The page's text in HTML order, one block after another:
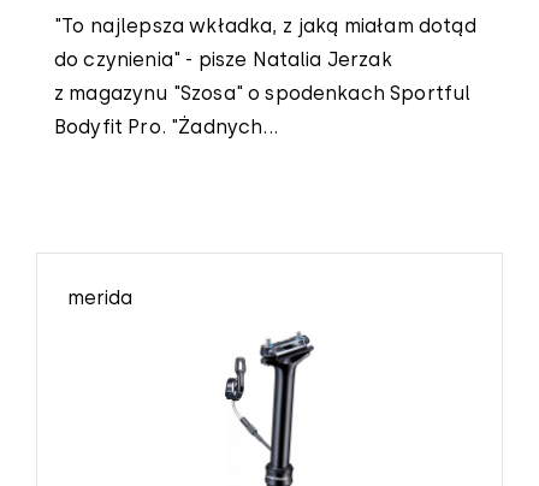
"To najlepsza wkładka, z jaką miałam dotąd
do czynienia" - pisze Natalia Jerzak
z magazynu "Szosa" o spodenkach Sportful
Bodyfit Pro. "Żadnych...
merida